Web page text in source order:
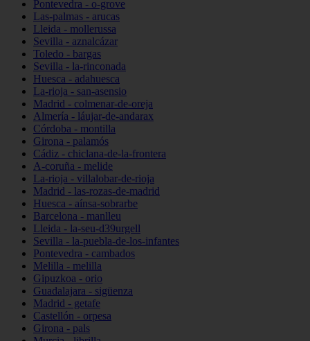
Pontevedra - o-grove
Las-palmas - arucas
Lleida - mollerussa
Sevilla - aznalcázar
Toledo - bargas
Sevilla - la-rinconada
Huesca - adahuesca
La-rioja - san-asensio
Madrid - colmenar-de-oreja
Almería - láujar-de-andarax
Córdoba - montilla
Girona - palamós
Cádiz - chiclana-de-la-frontera
A-coruña - melide
La-rioja - villalobar-de-rioja
Madrid - las-rozas-de-madrid
Huesca - aínsa-sobrarbe
Barcelona - manlleu
Lleida - la-seu-d39urgell
Sevilla - la-puebla-de-los-infantes
Pontevedra - cambados
Melilla - melilla
Gipuzkoa - orio
Guadalajara - sigüenza
Madrid - getafe
Castellón - orpesa
Girona - pals